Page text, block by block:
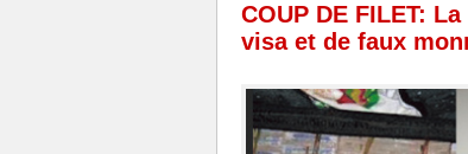
COUP DE FILET:
visa et de faux